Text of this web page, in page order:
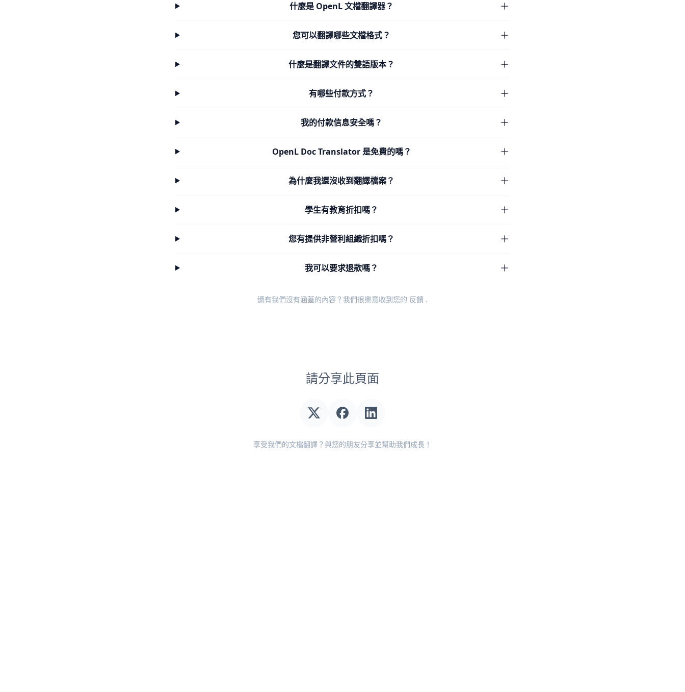
什麼是 OpenL 文檔翻譯器？
您可以翻譯哪些文檔格式？
什麼是翻譯文件的雙語版本？
有哪些付款方式？
我的付款信息安全嗎？
OpenL Doc Translator 是免費的嗎？
為什麼我還沒收到翻譯檔案？
學生有教育折扣嗎？
您有提供非營利組織折扣嗎？
我可以要求退款嗎？
還有我們沒有涵蓋的內容？我們很樂意收到您的 反饋 .
請分享此頁面
享受我們的文檔翻譯？與您的朋友分享並幫助我們成長！